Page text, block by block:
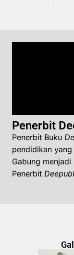
Penerbit
Penerbit Buku
pendidikan
Gabung menjadi
Penerbit